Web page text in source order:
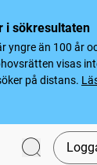
i sökresultaten
yngre än 100 år
visas
på distans.